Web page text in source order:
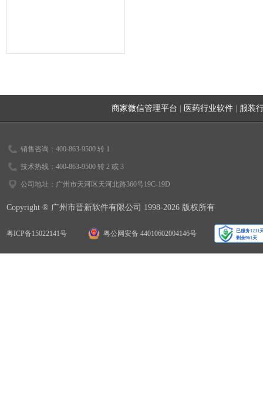
商家微信管理平台 医药行业软件| 服装
销售咨询：400-863-9500 转 1
技术热线：400-863-9500 转 2 或 3
公司地址：广州市天河区天河北路360号19C-19D
Copyright ® 广州市晋新软件有限公司 1998-2026 版权所有
粤ICP备15022141号 粤公网安备 44010602004146号